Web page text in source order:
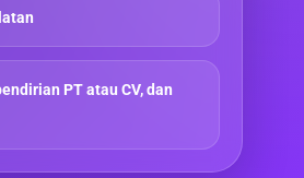
PT atau CV, dan